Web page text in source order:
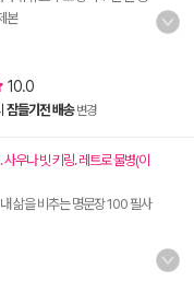
본
10.0
잠들기전 배송 변경
우나 빗 키링. 레트로 물병(이
삶을 비추는 명문장 100 필사